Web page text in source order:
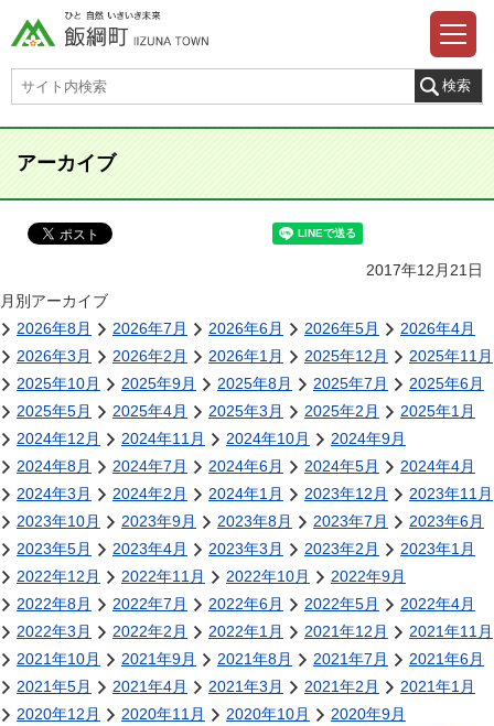
アーカイブ
2017年12月21日
月別アーカイブ
2026年8月
2026年7月 2026年6月 2026年5月
2026年4月
2026年3月
2026年2月 2026年1月 2025年12月
2025年11月
2025年10月
2025年9月 2025年8月 2025年7月
2025年6月
2025年5月
2025年4月 2025年3月 2025年2月
2025年1月
2024年12月
2024年11月 2024年10月
2024年9月
2024年8月
2024年7月 2024年6月 2024年5月
2024年4月
2024年3月
2024年2月 2024年1月 2023年12月
2023年11月
2023年10月
2023年9月 2023年8月 2023年7月
2023年6月
2023年5月
2023年4月 2023年3月 2023年2月
2023年1月
2022年12月
2022年11月 2022年10月
2022年9月
2022年8月
2022年7月 2022年6月 2022年5月
2022年4月
2022年3月
2022年2月 2022年1月 2021年12月
2021年11月
2021年10月
2021年9月 2021年8月 2021年7月
2021年6月
2021年5月
2021年4月 2021年3月 2021年2月
2021年1月
2020年12月
2020年11月 2020年10月
2020年9月